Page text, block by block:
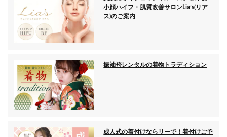
小顔ハイフ・肌質改善サロンLia’s(リア
ス)のご案内
振袖袴レンタルの着物トラディション
成人式の着付けならリーで！着付けご予